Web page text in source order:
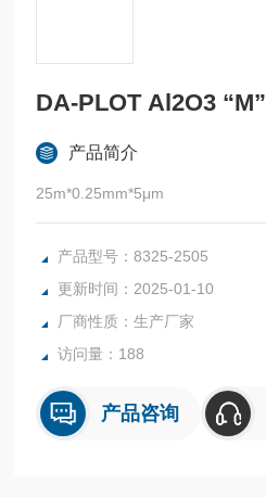
DA-PLOT Al2O3 “M”
产品简介
25m*0.25mm*5μm
产品型号：8325-2505
更新时间：2025-01-10
厂商性质：生产厂家
访问量：188
产品咨询